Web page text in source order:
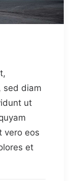
sed diam
ut
vero eos
et